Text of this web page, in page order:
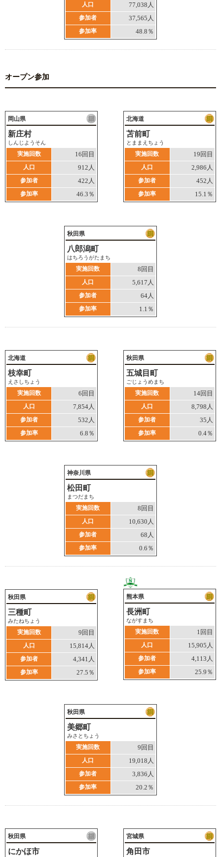
人口 77,038人
参加者 37,565人
参加率 48.8％
オープン参加
岡山県
新庄村
しんじようそん
実施回数 16回目
人口 912人
参加者 422人
参加率 46.3％
北海道
苫前町
とままえちょう
実施回数 19回目
人口 2,986人
参加者 452人
参加率 15.1％
秋田県
八郎潟町
はちろうがたまち
実施回数 8回目
人口 5,617人
参加者 64人
参加率 1.1％
北海道
枝幸町
えさしちょう
実施回数 6回目
人口 7,854人
参加者 532人
参加率 6.8％
秋田県
五城目町
ごじょうめまち
実施回数 14回目
人口 8,798人
参加者 35人
参加率 0.4％
神奈川県
松田町
まつだまち
実施回数 8回目
人口 10,630人
参加者 68人
参加率 0.6％
秋田県
三種町
みたねちょう
実施回数 9回目
人口 15,814人
参加者 4,341人
参加率 27.5％
熊本県
長洲町
ながすまち
実施回数 1回目
人口 15,905人
参加者 4,113人
参加率 25.9％
秋田県
美郷町
みさとちょう
実施回数 9回目
人口 19,018人
参加者 3,836人
参加率 20.2％
秋田県
にかほ市
宮城県
角田市